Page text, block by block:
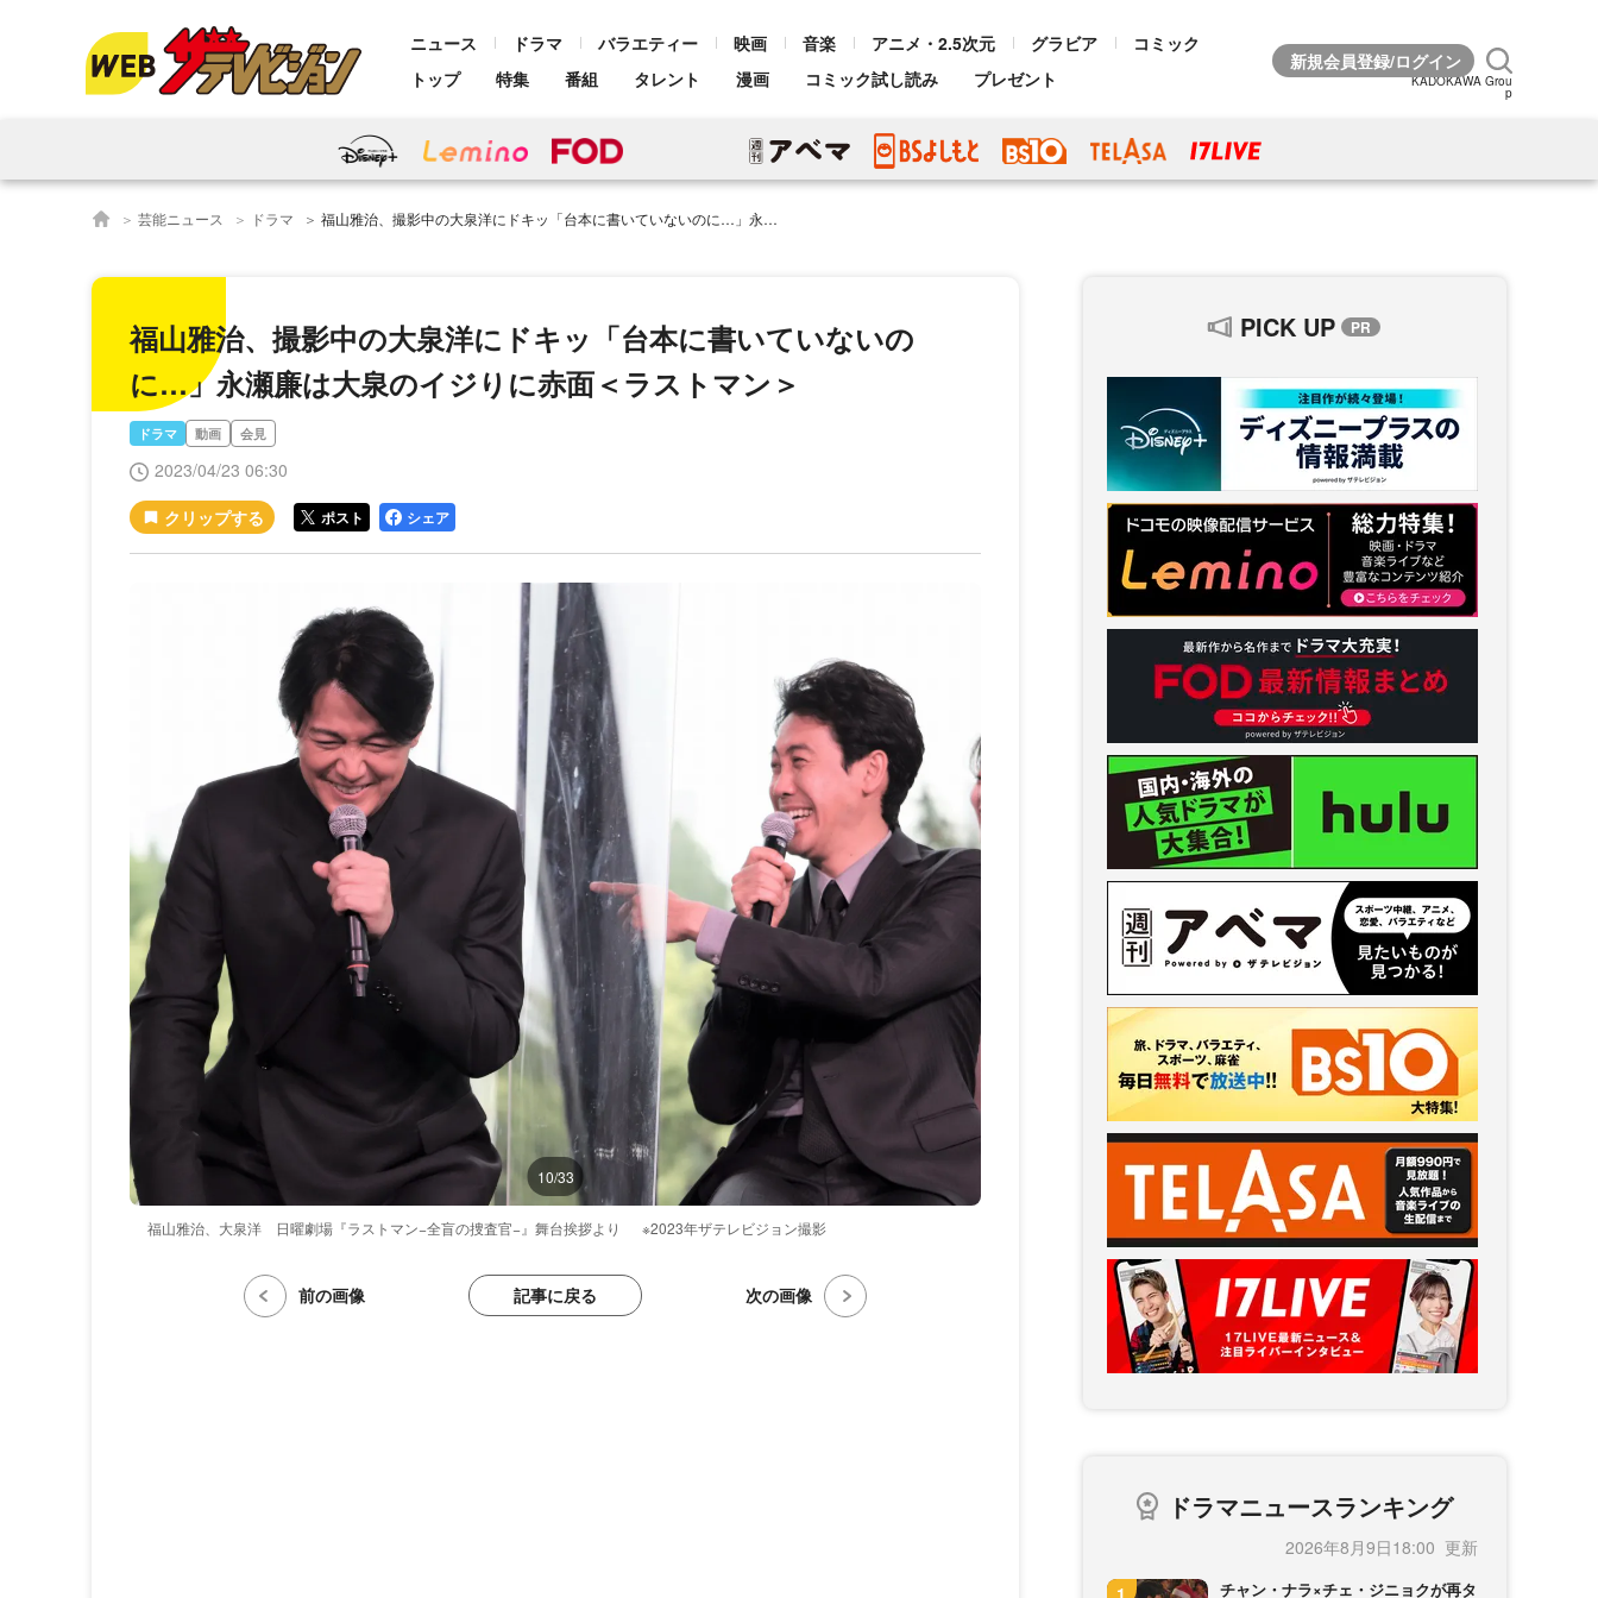
ニュース ドラマ バラエティー 映画 音楽 アニメ・2.5次元 グラビア
コミック
トップ
特集 番組 タレント 漫画 コミック試し読み プレゼント KADOKAWA Grou
p
芸能ニュース ドラマ 福山雅治、撮影中の大泉洋にドキッ「台本に書いていないのに…」永瀬廉は大泉のイジりに赤面＜ラストマン＞
福山雅治、撮影中の大泉洋にドキッ「台本に書いていないの
に…」永瀬廉は大泉のイジりに赤面＜ラストマン＞
ドラマ 動画 会見
2023/04/23 06:30
ポスト シェア
10/33
福山雅治、大泉洋 ⽇曜劇場『ラストマン−全盲の捜査官−』舞台挨拶より ※2023年ザテレビジョン撮影
前の画像 記事に戻る 次の画像
PICK UP
ドラマニュースランキング
2026年8月9日18:00
チャン・ナラ×チェ・ジニョクが再タ